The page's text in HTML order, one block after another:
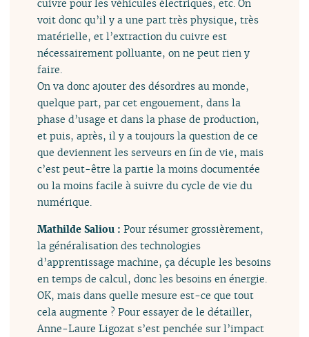
cuivre pour les véhicules électriques, etc. On
voit donc qu’il y a une part très physique, très
matérielle, et l’extraction du cuivre est
nécessairement polluante, on ne peut rien y
faire.
On va donc ajouter des désordres au monde,
quelque part, par cet engouement, dans la
phase d’usage et dans la phase de production,
et puis, après, il y a toujours la question de ce
que deviennent les serveurs en fin de vie, mais
c’est peut-être la partie la moins documentée
ou la moins facile à suivre du cycle de vie du
numérique.
Mathilde Saliou :Pour résumer grossièrement,
la généralisation des technologies
d’apprentissage machine, ça décuple les besoins
en temps de calcul, donc les besoins en énergie.
OK, mais dans quelle mesure est-ce que tout
cela augmente ? Pour essayer de le détailler,
Anne-Laure Ligozat s’est penchée sur l’impact